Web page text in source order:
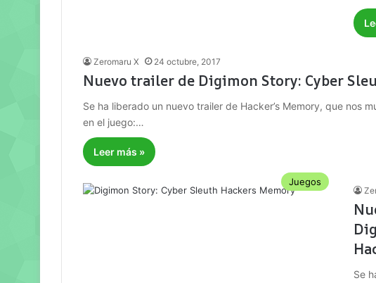
Zeromaru X 24 octubre, 2017
Nuevo trailer de Digimon Story: Cyber
Se ha liberado un nuevo trailer de Hacker’s Memory, que nos
en el juego:…
Leer más »
Juegos
Se